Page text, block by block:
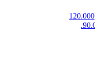
قیمت اصلی: تومان120.000